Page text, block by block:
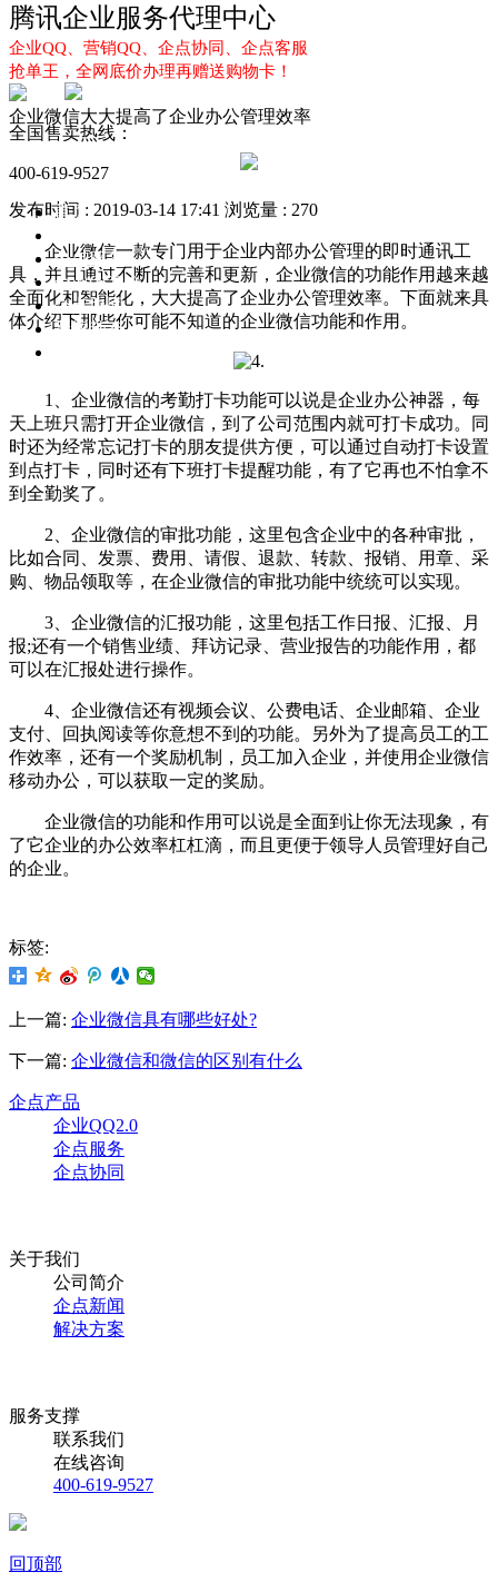
腾讯企业服务代理中心
企业QQ、营销QQ、企点协同、企点客服
抢单王，全网底价办理再赠送购物卡！
全国售卖热线：
400-619-9527
首页
企点服务
企业QQ2.0
企点协同
新闻动态
企业微信大大提高了企业办公管理效率
发布时间 : 2019-03-14 17:41 浏览量 : 270
企业微信一款专门用于企业内部办公管理的即时通讯工
具，并且通过不断的完善和更新，企业微信的功能作用越来越
全面化和智能化，大大提高了企业办公管理效率。下面就来具
体介绍下那些你可能不知道的企业微信功能和作用。
1、企业微信的考勤打卡功能可以说是企业办公神器，每
天上班只需打开企业微信，到了公司范围内就可打卡成功。同
时还为经常忘记打卡的朋友提供方便，可以通过自动打卡设置
到点打卡，同时还有下班打卡提醒功能，有了它再也不怕拿不
到全勤奖了。
2、企业微信的审批功能，这里包含企业中的各种审批，
比如合同、发票、费用、请假、退款、转款、报销、用章、采
购、物品领取等，在企业微信的审批功能中统统可以实现。
3、企业微信的汇报功能，这里包括工作日报、汇报、月
报;还有一个销售业绩、拜访记录、营业报告的功能作用，都
可以在汇报处进行操作。
4、企业微信还有视频会议、公费电话、企业邮箱、企业
支付、回执阅读等你意想不到的功能。另外为了提高员工的工
作效率，还有一个奖励机制，员工加入企业，并使用企业微信
移动办公，可以获取一定的奖励。
企业微信的功能和作用可以说是全面到让你无法现象，有
了它企业的办公效率杠杠滴，而且更便于领导人员管理好自己
的企业。
标签:
上一篇: 企业微信具有哪些好处?
下一篇: 企业微信和微信的区别有什么
企点产品
企业QQ2.0
企点服务
企点协同
关于我们
公司简介
企点新闻
解决方案
服务支撑
联系我们
在线咨询
400-619-9527
回顶部